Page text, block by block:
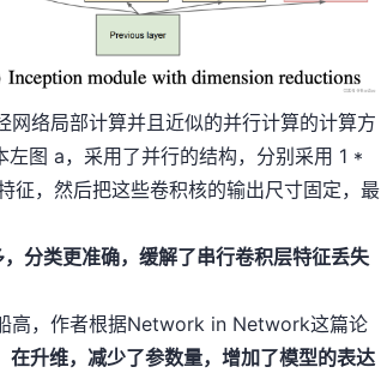
络局部计算并且近似的并行计算的计算方
图 a，采用了并行的结构，分别采用 1 *
，然后把这些卷积核的输出尺寸固定，最
分类更准确，缓解了串行卷积层特征丢失
高，作者根据Network in Network这篇论
在升维，减少了参数量，增加了模型的表达